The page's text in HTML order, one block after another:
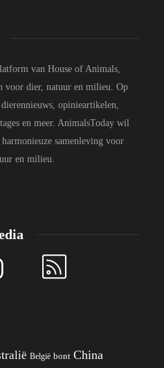
van House of Animals,
voor dier, natuur en milieu. Op
opinieartikelen,
en meer. AnimalsToday wil
samenleving voor
en milieu.
België bont China